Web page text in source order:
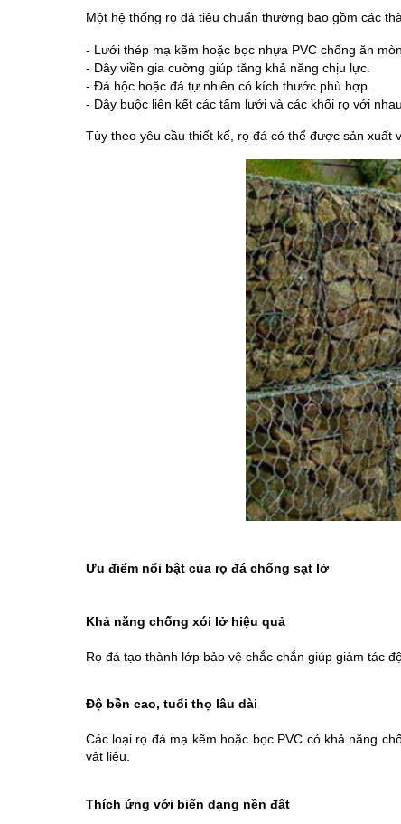
Một hệ thống rọ đá tiêu chuẩn thường bao gồm các
- Lưới thép mạ kẽm hoặc bọc nhựa PVC chống ăn mòn.
- Dây viền gia cường giúp tăng khả năng chịu lực.
- Đá hộc hoặc đá tự nhiên có kích thước phù hợp.
- Dây buộc liên kết các tấm lưới và các khối rọ với nhau.
Tùy theo yêu cầu thiết kế, rọ đá có thể được sản xuất
Ưu điểm nổi bật của rọ đá chống sạt lở
Khả năng chống xói lở hiệu quả
Rọ đá tạo thành lớp bảo vệ chắc chắn giúp giảm tác
Độ bền cao, tuổi thọ lâu dài
Các loại rọ đá mạ kẽm hoặc bọc PVC có khả năng
vật liệu.
Thích ứng với biến dạng nền đất